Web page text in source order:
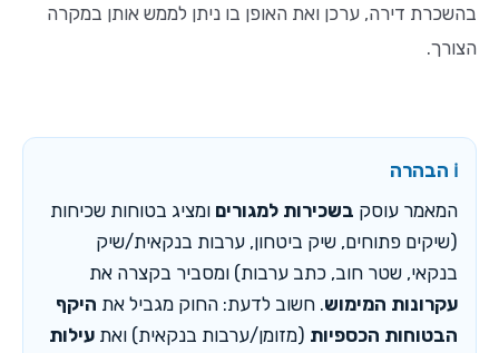
בהשכרת דירה, ערכן ואת האופן בו ניתן לממש אותן במקרה
הצורך.
ℹ️ הבהרה
המאמר עוסק בשכירות למגורים ומציג בטוחות שכיחות
(שיקים פתוחים, שיק ביטחון, ערבות בנקאית/שיק
בנקאי, שטר חוב, כתב ערבות) ומסביר בקצרה את
עקרונות המימוש. חשוב לדעת: החוק מגביל את היקף
הבטוחות הכספיות (מזומן/ערבות בנקאית) ואת עילות